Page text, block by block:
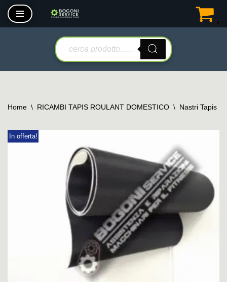
Vai
Home \ RICAMBI TAPIS ROULANT DOMESTICO \ Nastri Tapis
In offerta!